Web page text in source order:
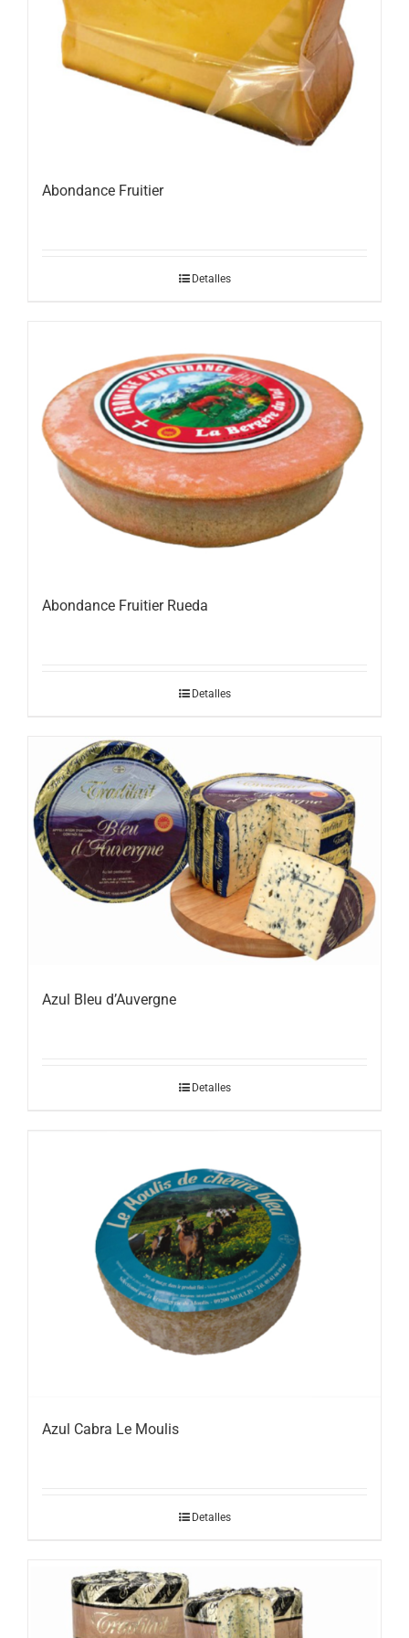
Abondance Fruitier
Detalles
Abondance Fruitier Rueda
Detalles
Azul Bleu d’Auvergne
Detalles
Azul Cabra Le Moulis
Detalles